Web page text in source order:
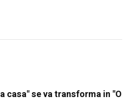
casa" se va transforma in "O